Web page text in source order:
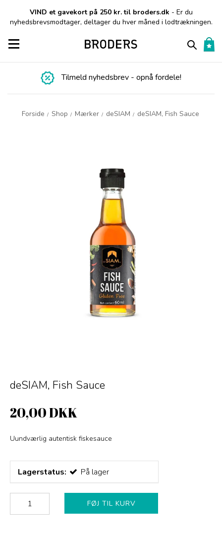
VIND et gavekort på 250 kr. til broders.dk - Er du
nyhedsbrevsmodtager, deltager du hver måned i lodtrækningen.
Toggle navigation
Tilmeld nyhedsbrev - opnå fordele!
Forside / Shop / Mærker / deSIAM / deSIAM, Fish Sauce
deSIAM, Fish Sauce
20,00 DKK
Uundværlig autentisk fiskesauce
Lagerstatus: På lager
FØJ TIL KURV